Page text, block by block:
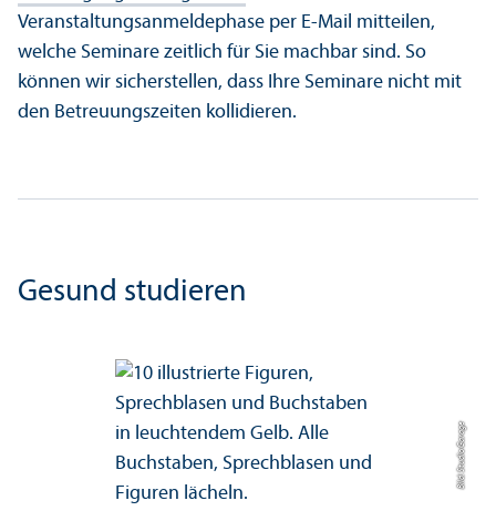
Veranstaltungs­anmelde­phase per E-Mail mitteilen,
welche Seminare zeitlich für Sie machbar sind. So
können wir sicherstellen, dass Ihre Seminare nicht mit
den Betreuungs­zeiten kollidieren.
Gesund studieren
Bild: Studio Garage